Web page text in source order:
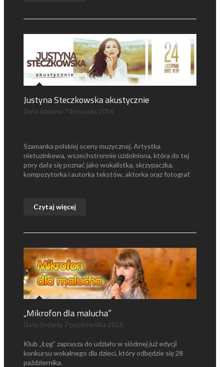
Justyna Steczkowska akustycznie
Data dodania 7 listopada 2016
Szamanka polskiej sceny muzycznej. Artystka
nietuzinkowa, wszechstronnie uzdolniona, która do tej
pory dała się poznać jako wokalistka, skrzypaczka,
kompozytorka i autorka tekstów, aktorka oraz fotograf.
Czytaj więcej
„Mikrofon dla malucha”
Data dodania 7 października 2016
Klub „Łęg” zaprasza do udziału w siódmej już edycji
konkursu wokalnego dla dzieci, który odbędzie się 28
października.